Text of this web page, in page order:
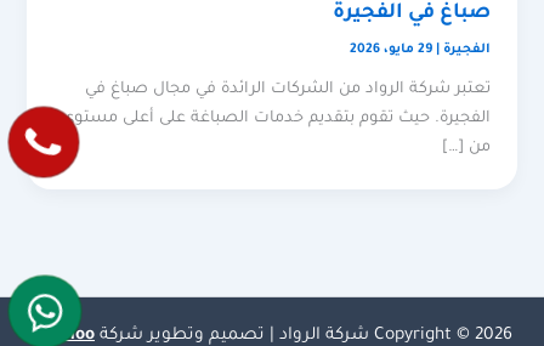
صباغ في الفجيرة
الفجيرة |29 مايو، 2026
تعتبر شركة الرواد من الشركات الرائدة في مجال صباغ في
الفجيرة. حيث تقوم بتقديم خدمات الصباغة على أعلى مستوى
من […]
Copyright © 2026 شركة الرواد | تصميم وتطوير شركة Olymoo